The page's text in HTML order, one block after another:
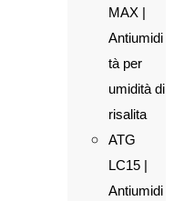
MAX |
Antiumidi
tà per
umidità di
risalita
ATG
LC15 |
Antiumidi